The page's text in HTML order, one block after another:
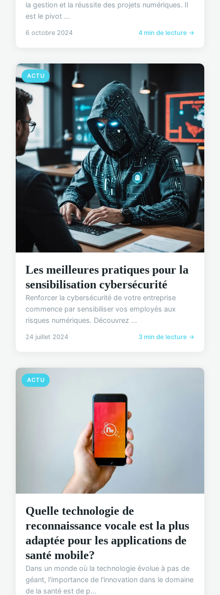
la gestion et la réussite des projets numériques. Il
est le pivot ...
6 octobre 2024 4 min de lecture →
ACTU
Les meilleures pratiques pour la
sensibilisation cybersécurité
Renforcer la cybersécurité de votre entreprise
commence par sensibiliser vos employés aux
risques numériques. Découvrez ...
24 juillet 2024 3 min de lecture →
ACTU
Quelle technologie de
reconnaissance vocale est la plus
adaptée pour les applications de
santé mobile?
Dans un monde où la technologie évolue à pas de
géant, l'importance de l'innovation dans le domaine
de la santé est de p...